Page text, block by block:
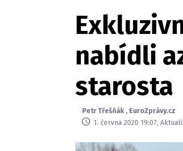
nabídli
starosta
Petr Třešňák , EuroZprávy.cz
1. června 2020 19:07,